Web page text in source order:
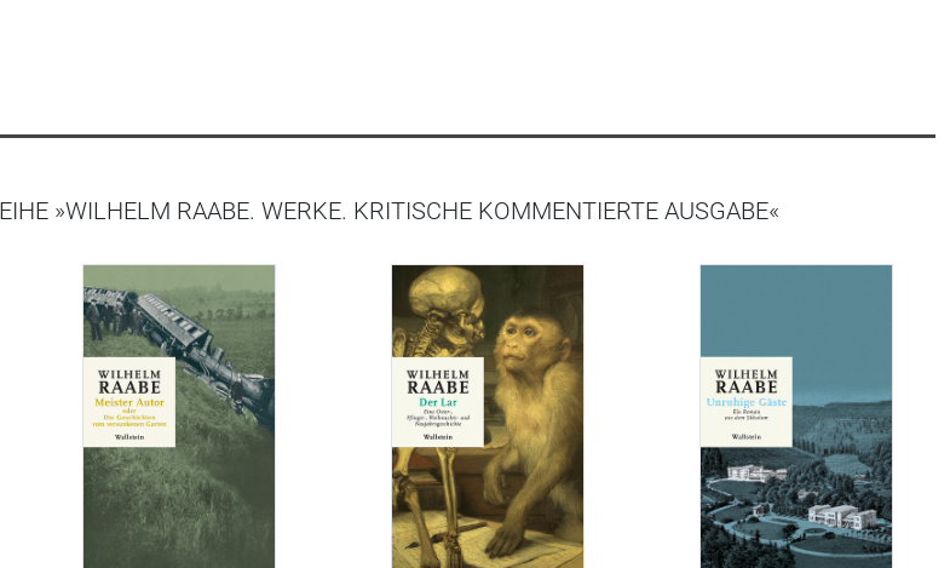
»WILHELM RAABE. WERKE. KRITISCHE KOMMENTIERTE AUSGABE«